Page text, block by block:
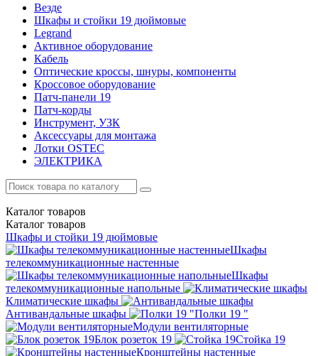
Везде
Шкафы и стойки 19 дюймовые
Legrand
Активное оборудование
Кабель
Оптические кроссы, шнуры, компоненты
Кроссовое оборудование
Патч-панели 19
Патч-корды
Инструмент, УЗК
Аксессуары для монтажа
Лотки OSTEC
ЭЛЕКТРИКА
Каталог товаров
Каталог товаров
Шкафы и стойки 19 дюймовые
Шкафы
телекоммуникационные настенные
Шкафы
телекоммуникационные напольные
Климатические шкафы
Антивандальные шкафы
Полки 19 "
Модули вентиляторные
Блок розеток 19
Стойка 19
Кронштейны настенные